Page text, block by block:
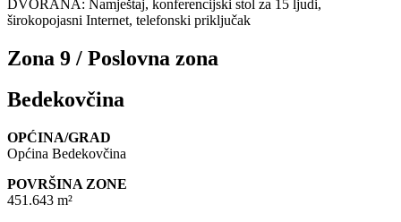
DVORANA: Namještaj, konferencijski stol za 15 ljudi,
širokopojasni Internet, telefonski priključak
Zona 9 / Poslovna zona
Bedekovčina
OPĆINA/GRAD
Općina Bedekovčina
POVRŠINA ZONE
451.643 m²